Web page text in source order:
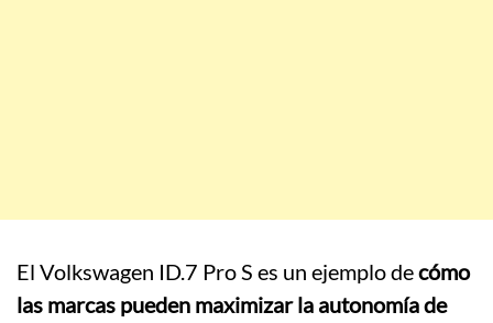
El Volkswagen ID.7 Pro S es un ejemplo decómo
las marcas pueden maximizar la autonomía de